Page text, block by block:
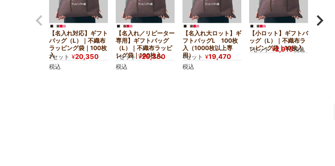
【名入れ対応】ギフト
バッグ（L）｜不織布
ラッピング袋｜100枚
入
1セット ¥20,350
税込
【名入れ／リピーター
専用】ギフトバッグ
（L）｜不織布ラッピ
ング袋｜100枚入
1セット ¥20,350
税込
【名入れ大ロット】ギ
フトバッグL 100枚
入（1000枚以上専
用）
1セット ¥19,470
税込
【小ロット】ギフトバ
ッグ（L）｜不織布ラ
ッピング袋｜10枚入
1セット ¥2,915税込